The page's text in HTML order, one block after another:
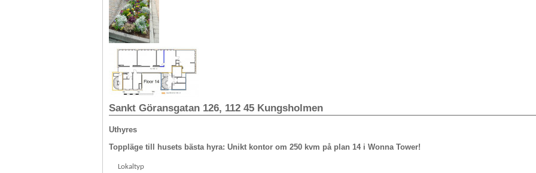
Sankt Göransgatan 126, 112 45 Kungsholmen
Uthyres
Toppläge till husets bästa hyra: Unikt kontor om 250 kvm på plan 14 i Wonna Tower!
Lokaltyp